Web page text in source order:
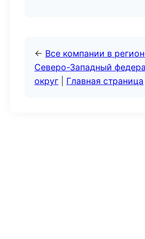
← Все компании в
Северо-Западный
округ
Главная страница